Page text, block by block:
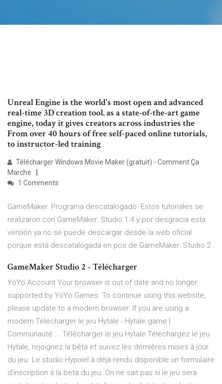
Unreal Engine is the world's most open and advanced
real-time 3D creation tool. as a state-of-the-art game
engine, today it gives creators across industries the
From over 40 hours of free self-paced online tutorials,
to instructor-led training
Télécharger Windows Movie Maker (gratuit) - Comment Ça
Marche
1 Comments
GameMaker. Programa descatalogado. Estos tutoriales se
realizaron con GameMaker: Studio 1.4 y por desgracia esta
versión ya no se puede descargar desde la web oficial
porque está descatalogada en pos de GameMaker: Studio 2 .
GameMaker Studio 2 - Télécharger
YoYo Account Your browser is out of date and no longer
supported by YoYo Games. To continue using this website,
please update to a modern browser. If you are using a
modern Télécharger le jeu Hytale - Hytale.game |
Communauté ... Télécharger le jeu Hytale Téléchargez le jeu
Hytale, rejoignez la béta et suivez les dernières mises à jour
du jeu. Le studio Hypixel à déjà rendu disponible un formulaire
d'inscription à la beta du jeu. On ne sait pas si le jeu sera